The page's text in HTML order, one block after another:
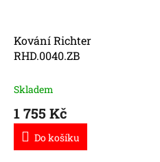
Kování Richter
RHD.0040.ZB
Skladem
1 755 Kč
Do košíku